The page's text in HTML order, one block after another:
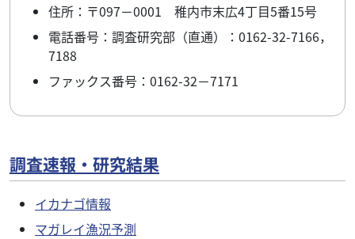
住所：〒097－0001 稚内市末広4丁目5番15号
電話番号：調査研究部（直通）：0162-32-7166，
7188
ファックス番号：0162-32－7171
調査速報・研究結果
イカナゴ情報
マガレイ漁況予測